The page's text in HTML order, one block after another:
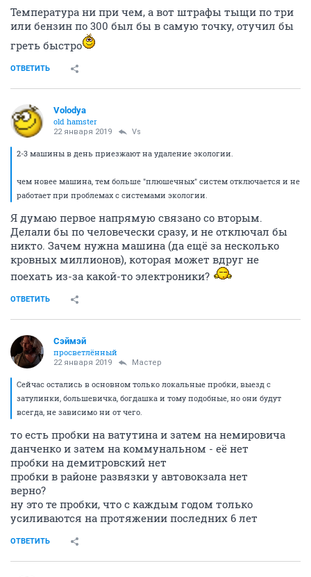
Температура ни при чем, а вот штрафы тыщи по три
или бензин по 300 был бы в самую точку, отучил бы
греть быстро
ОТВЕТИТЬ
Volodya
old hamster
22 января 2019 Vs
2-3 машины в день приезжают на удаление экологии.
чем новее машина, тем больше "плюшечных" систем отключается и не
работает при проблемах с системами экологии.
Я думаю первое напрямую связано со вторым.
Делали бы по человечески сразу, и не отключал бы
никто. Зачем нужна машина (да ещё за несколько
кровных миллионов), которая может вдруг не
поехать из-за какой-то электроники?
ОТВЕТИТЬ
Сэймэй
просветлённый
22 января 2019 Мастер
Сейчас остались в основном только локальные пробки, выезд с
затулинки, большевичка, богдашка и тому подобные, но они будут
всегда, не зависимо ни от чего.
то есть пробки на ватутина и затем на немировича
данченко и затем на коммунальном - её нет
пробки на демитровский нет
пробки в районе развязки у автовокзала нет
верно?
ну это те пробки, что с каждым годом только
усиливаются на протяжении последних 6 лет
ОТВЕТИТЬ